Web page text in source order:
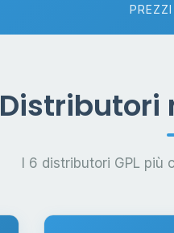
Distributori
I 6 distributori GPL